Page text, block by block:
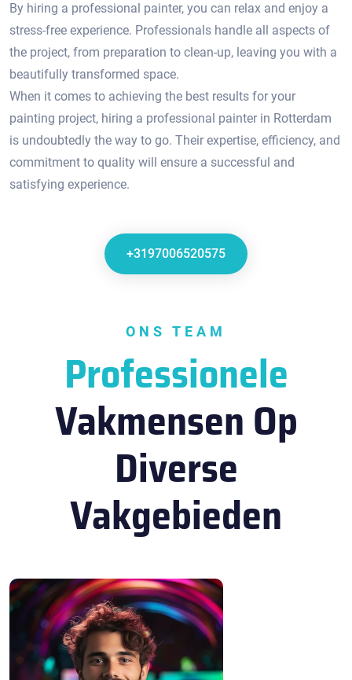
By hiring a professional painter, you can relax and enjoy a
stress-free experience.​ Professionals handle all aspects of
the project, from preparation to clean-up, leaving you with a
beautifully transformed space.
When it comes to achieving the best results for your
painting project, hiring a professional painter in Rotterdam
is undoubtedly the way to go.​ Their expertise, efficiency, and
commitment to quality will ensure a successful and
satisfying experience.
+3197006520575
ONS TEAM
Professionele
Vakmensen Op
Diverse
Vakgebieden